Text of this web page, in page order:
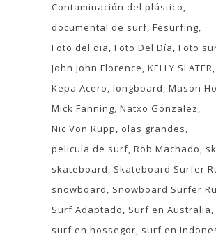
Contaminación del plástico
documental de surf Fesurfing
Foto del dia Foto Del Día Foto
John John Florence KELLY SLATER
Kepa Acero longboard Mason Ho
Mick Fanning Natxo Gonzalez
Nic Von Rupp
olas grandes
pelicula de surf Rob Machado
skateboard
Skateboard Surfer
snowboard
Snowboard Surfer
Surf Adaptado
Surf en Australia
surf en hossegor surf en